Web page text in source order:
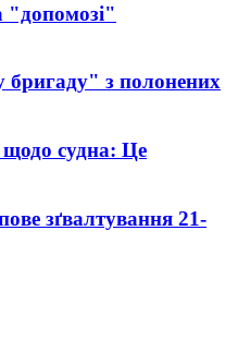
бригаду" з полонених
судна: Це
зґвалтування 21-